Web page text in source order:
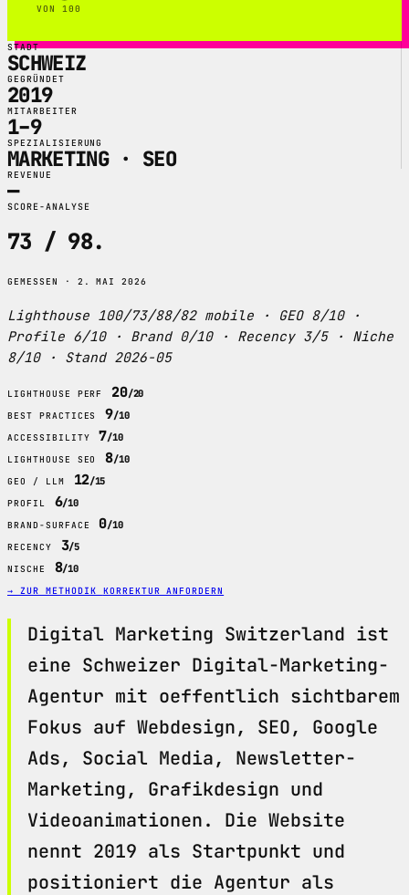
VON 100
STADT
SCHWEIZ
GEGRÜNDET
2019
MITARBEITER
1–9
SPEZIALISIERUNG
MARKETING · SEO
REVENUE
—
SCORE-ANALYSE
73 / 98.
GEMESSEN · 2. MAI 2026
Lighthouse 100/73/88/82 mobile · GEO 8/10 ·
Profile 6/10 · Brand 0/10 · Recency 3/5 · Niche
8/10 · Stand 2026-05
LIGHTHOUSE PERF 20/20
BEST PRACTICES 9/10
ACCESSIBILITY 7/10
LIGHTHOUSE SEO 8/10
GEO / LLM 12/15
PROFIL 6/10
BRAND-SURFACE 0/10
RECENCY 3/5
NISCHE 8/10
→ ZUR METHODIK KORREKTUR ANFORDERN
Digital Marketing Switzerland ist
eine Schweizer Digital-Marketing-
Agentur mit oeffentlich sichtbarem
Fokus auf Webdesign, SEO, Google
Ads, Social Media, Newsletter-
Marketing, Grafikdesign und
Videoanimationen. Die Website
nennt 2019 als Startpunkt und
positioniert die Agentur als